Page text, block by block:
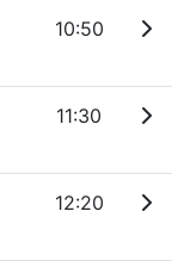
10:50
11:30
12:20